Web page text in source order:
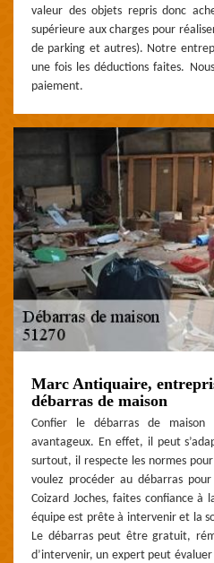
valeur des objets repris donc
supérieure aux charges pour
de parking et autres). Notre
une fois les déductions faites.
paiement.
Marc Antiquaire,
débarras de maison
Confier le débarras de
avantageux. En effet, il peut
surtout, il respecte les normes
voulez procéder au débarras
Coizard Joches, faites confiance à
équipe est prête à intervenir et la
Le débarras peut être gratuit,
d’intervenir, un expert peut